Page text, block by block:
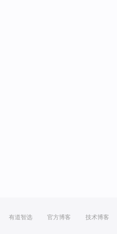
有道智选 官方博客 技术博客